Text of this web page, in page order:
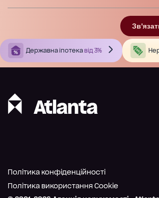
Державна іпотека від 3%
Політика конфіденційності
Політика використання Cookie